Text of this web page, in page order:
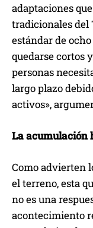
adaptaciones
tradicionales del
estándar de
quedarse cortos
personas
largo plazo
activos»,
La acumulación
Como advierten
el terreno, esta
no es una
acontecimiento